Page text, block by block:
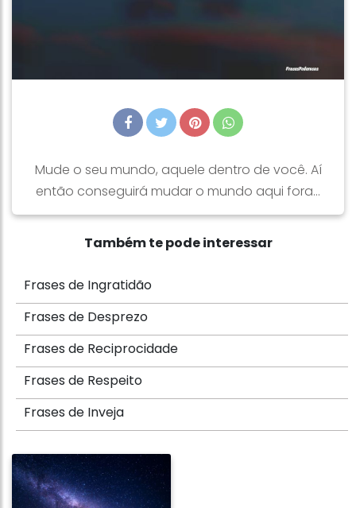
Mude o seu mundo, aquele dentro de você. Aí
então conseguirá mudar o mundo aqui fora…
Também te pode interessar
Frases de Ingratidão
Frases de Desprezo
Frases de Reciprocidade
Frases de Respeito
Frases de Inveja